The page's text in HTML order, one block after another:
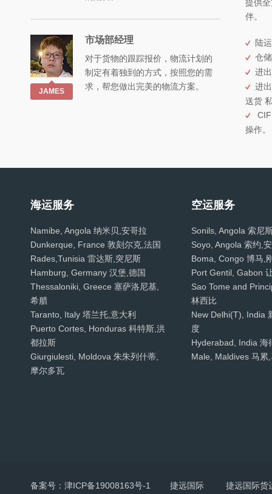
JAMES
市场部经理
对于货物的跟踪报价，物流计划的
制定有着独到的方式，按照您的需
求，帮您做出完美的物流方案。
提供
伴。
陆
仓
进
进
送货
操作。
海运服务
Namibe, Angola 纳米贝,安哥拉
Dunkerque, France 敦刻尔克,法国
Rades,Tunisia 雷达斯,突尼斯
Hamburg, Germany 汉堡,德国
Thessaloniki, Greece 塞萨洛尼基,
希腊
Taranto, Italy 塔兰托,意大利
Puerto Cortes, Honduras 科特斯,洪
都拉斯
Giurgiulesti, Moldova 朱朱列什蒂,
摩尔多瓦
空运服务
Sonils, Angola 索尼
Soyo, Angola 索约,
Boma, Congo 博马,
Port Gentil, Gabon
Sao Tome and
林西比
New Delhi(T), India
度
Hyderabad, India 海
Male, Maldives 马累
备案号：津ICP备19008163号-1 捷远国际 捷远国际货